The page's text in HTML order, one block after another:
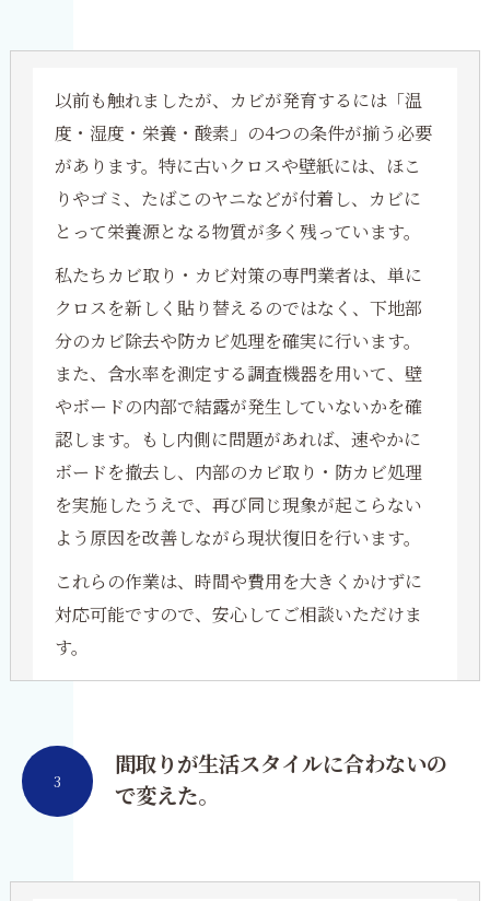
以前も触れましたが、カビが発育するには「温
度・湿度・栄養・酸素」の4つの条件が揃う必要
があります。特に古いクロスや壁紙には、ほこ
りやゴミ、たばこのヤニなどが付着し、カビに
とって栄養源となる物質が多く残っています。
私たちカビ取り・カビ対策の専門業者は、単に
クロスを新しく貼り替えるのではなく、下地部
分のカビ除去や防カビ処理を確実に行います。
また、含水率を測定する調査機器を用いて、壁
やボードの内部で結露が発生していないかを確
認します。もし内側に問題があれば、速やかに
ボードを撤去し、内部のカビ取り・防カビ処理
を実施したうえで、再び同じ現象が起こらない
よう原因を改善しながら現状復旧を行います。
これらの作業は、時間や費用を大きくかけずに
対応可能ですので、安心してご相談いただけま
す。
間取りが生活スタイルに合わないの
で変えた。
3